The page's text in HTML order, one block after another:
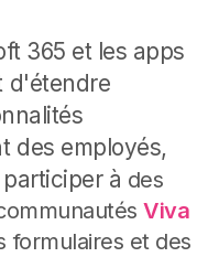
365 et les apps
d'étendre
des employés,
à des
Viva
formulaires et des